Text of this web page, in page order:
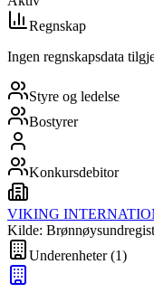
Regnskap
Ingen regnskapsdata
Styre og ledelse
Bostyrer
Konkursdebitor
VIKING
Kilde:
Underenheter(1)